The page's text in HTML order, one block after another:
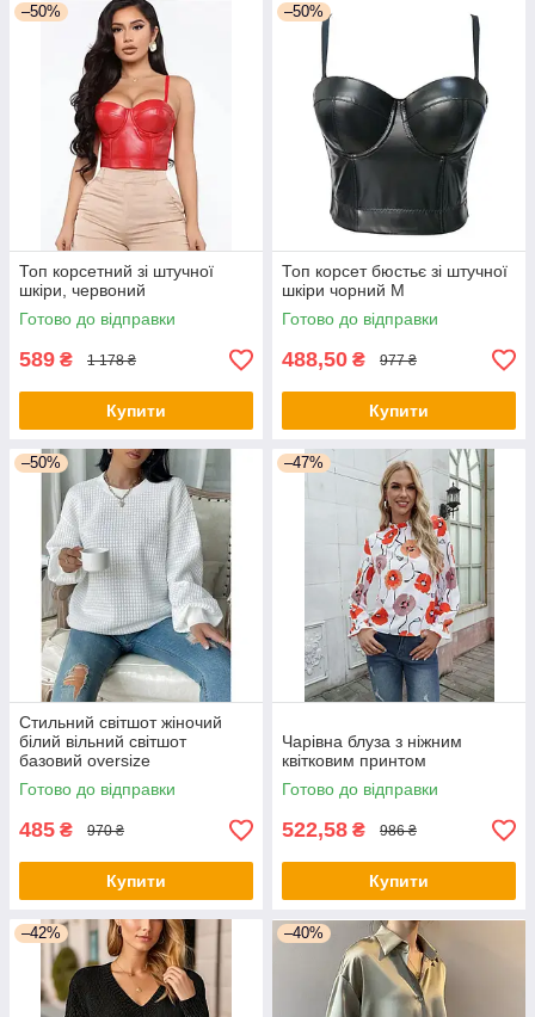
–50%
Топ корсетний зі штучної
шкіри, червоний
Готово до відправки
589 ₴ 1 178 ₴
Купити
–50%
Топ корсет бюстьє зі штучної
шкіри чорний М
Готово до відправки
488,50 ₴ 977 ₴
Купити
–50%
Стильний світшот жіночий
білий вільний світшот
базовий oversize
Готово до відправки
485 ₴ 970 ₴
Купити
–47%
Чарівна блуза з ніжним
квітковим принтом
Готово до відправки
522,58 ₴ 986 ₴
Купити
–42% –40%